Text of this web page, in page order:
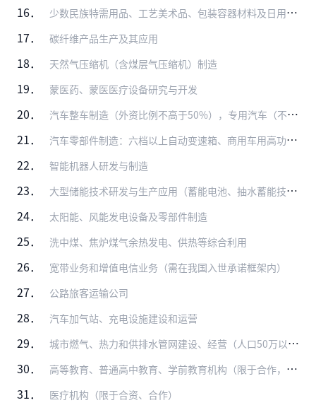
16． 少数民族特需用品、工艺美术品、包装容器材料及日用玻璃制品及代表民族特色的旅游商品纪念品生产
17． 碳纤维产品生产及其应用
18． 天然气压缩机（含煤层气压缩机）制造
19． 蒙医药、蒙医医疗设备研究与开发
20． 汽车整车制造（外资比例不高于50%），专用汽车（不包括普通半挂车、自卸车、罐式车、厢式车和仓栅式汽车）制造（外资比例不高于50%）
21． 汽车零部件制造：六档以上自动变速箱、商用车用高功率密度驱动桥、随动前照灯系统、LED前照灯、轻量化材料应用（高强钢、铝镁合金、复合塑料、粉末冶金、高强度复合纤维…
22． 智能机器人研发与制造
23． 大型储能技术研发与生产应用（蓄能电池、抽水蓄能技术、空气储能技术、风电与后夜供热等）
24． 太阳能、风能发电设备及零部件制造
25． 洗中煤、焦炉煤气余热发电、供热等综合利用
26． 宽带业务和增值电信业务（需在我国入世承诺框架内）
27． 公路旅客运输公司
28． 汽车加气站、充电设施建设和运营
29． 城市燃气、热力和供排水管网建设、经营（人口50万以上城市中方控股）
30． 高等教育、普通高中教育、学前教育机构（限于合作，中方主导）
31． 医疗机构（限于合资、合作）